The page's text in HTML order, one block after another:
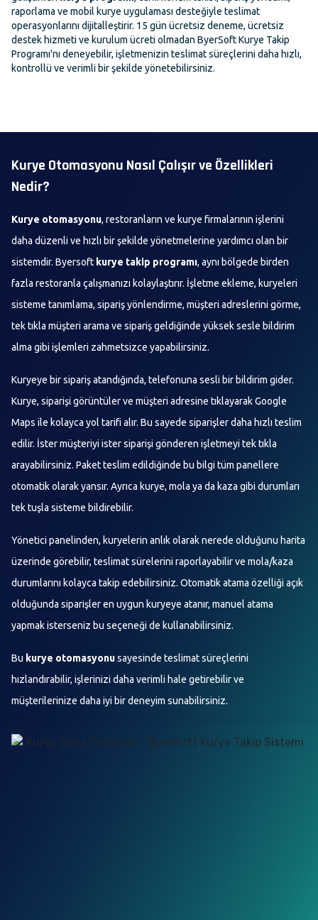
raporlama ve mobil kurye uygulaması desteğiyle teslimat
operasyonlarını dijitalleştirir. 15 gün ücretsiz deneme, ücretsiz
destek hizmeti ve kurulum ücreti olmadan ByerSoft Kurye Takip
Programı'nı deneyebilir, işletmenizin teslimat süreçlerini daha hızlı,
kontrollü ve verimli bir şekilde yönetebilirsiniz.
Kurye Otomasyonu Nasıl Çalışır ve Özellikleri
Nedir?
Kurye otomasyonu, restoranların ve kurye firmalarının işlerini
daha düzenli ve hızlı bir şekilde yönetmelerine yardımcı olan bir
sistemdir. Byersoft kurye takip programı, aynı bölgede birden
fazla restoranla çalışmanızı kolaylaştırır. İşletme ekleme, kuryeleri
sisteme tanımlama, sipariş yönlendirme, müşteri adreslerini görme,
tek tıkla müşteri arama ve sipariş geldiğinde yüksek sesle bildirim
alma gibi işlemleri zahmetsizce yapabilirsiniz.
Kuryeye bir sipariş atandığında, telefonuna sesli bir bildirim gider.
Kurye, siparişi görüntüler ve müşteri adresine tıklayarak Google
Maps ile kolayca yol tarifi alır. Bu sayede siparişler daha hızlı teslim
edilir. İster müşteriyi ister siparişi gönderen işletmeyi tek tıkla
arayabilirsiniz. Paket teslim edildiğinde bu bilgi tüm panellere
otomatik olarak yansır. Ayrıca kurye, mola ya da kaza gibi durumları
tek tuşla sisteme bildirebilir.
Yönetici panelinden, kuryelerin anlık olarak nerede olduğunu harita
üzerinde görebilir, teslimat sürelerini raporlayabilir ve mola/kaza
durumlarını kolayca takip edebilirsiniz. Otomatik atama özelliği açık
olduğunda siparişler en uygun kuryeye atanır, manuel atama
yapmak isterseniz bu seçeneği de kullanabilirsiniz.
Bu kurye otomasyonusayesinde teslimat süreçlerini
hızlandırabilir, işlerinizi daha verimli hale getirebilir ve
müşterilerinize daha iyi bir deneyim sunabilirsiniz.